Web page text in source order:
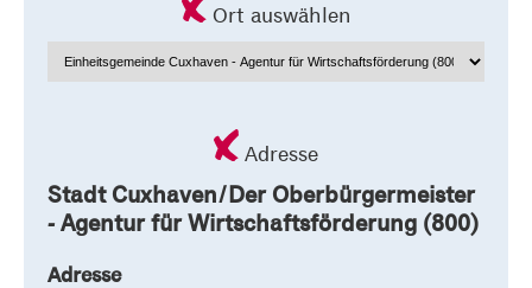
Ort auswählen
Adresse
Stadt Cuxhaven/Der Oberbürgermeister
- Agentur für Wirtschaftsförderung (800)
Adresse